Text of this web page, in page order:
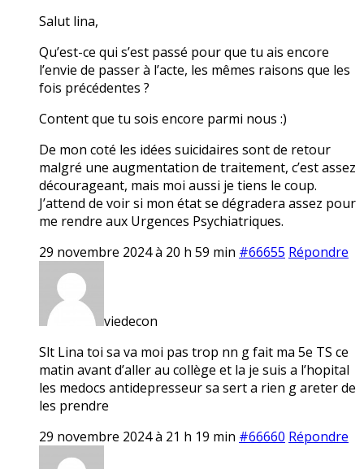
Salut lina,
Qu’est-ce qui s’est passé pour que tu ais encore
l’envie de passer à l’acte, les mêmes raisons que les
fois précédentes ?
Content que tu sois encore parmi nous :)
De mon coté les idées suicidaires sont de retour
malgré une augmentation de traitement, c’est assez
décourageant, mais moi aussi je tiens le coup.
J’attend de voir si mon état se dégradera assez pour
me rendre aux Urgences Psychiatriques.
29 novembre 2024 à 20 h 59 min #66655 Répondre
viedecon
Slt Lina toi sa va moi pas trop nn g fait ma 5e TS ce
matin avant d’aller au collège et la je suis a l’hopital
les medocs antidepresseur sa sert a rien g areter de
les prendre
29 novembre 2024 à 21 h 19 min #66660 Répondre